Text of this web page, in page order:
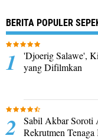
BERITA POPULER
'Djoerig Salawe',
yang Difilmkan
Sabil Akbar Soroti
Rekrutmen Tenaga